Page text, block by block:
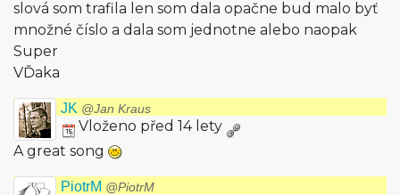
slová som trafila len som dala opačne bud malo byť
množné číslo a dala som jednotne alebo naopak
Super
VĎaka
JK @Jan Kraus
Vloženo před 14 lety
A great song
PiotrM @PiotrM